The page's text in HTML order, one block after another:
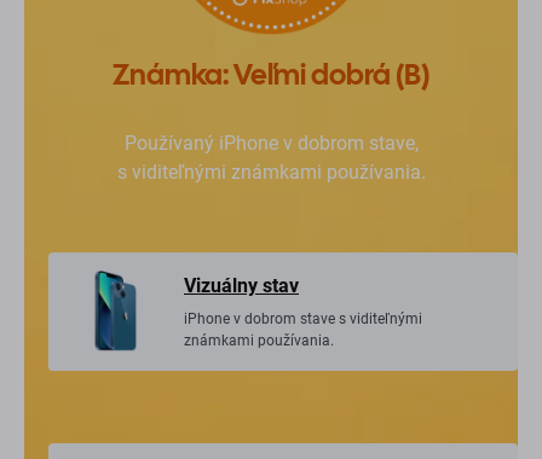
Známka: Veľmi dobrá (B)
Používaný iPhone v dobrom stave,
s viditeľnými známkami používania.
Vizuálny stav
iPhone v dobrom stave s viditeľnými
známkami používania.